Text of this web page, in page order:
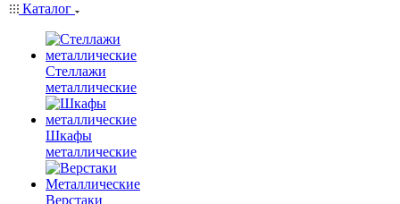
Каталог
Стеллажи
металлические
Шкафы
металлические
Верстаки